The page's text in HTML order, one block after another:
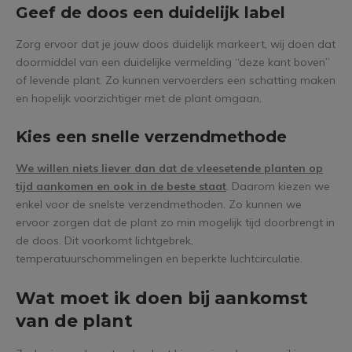
Geef de doos een duidelijk label
Zorg ervoor dat je jouw doos duidelijk markeert, wij doen dat
doormiddel van een duidelijke vermelding “deze kant boven”
of levende plant. Zo kunnen vervoerders een schatting maken
en hopelijk voorzichtiger met de plant omgaan.
Kies een snelle verzendmethode
We willen niets liever dan dat de vleesetende planten op
tijd aankomen en ook in de beste staat. Daarom kiezen we
enkel voor de snelste verzendmethoden. Zo kunnen we
ervoor zorgen dat de plant zo min mogelijk tijd doorbrengt in
de doos. Dit voorkomt lichtgebrek,
temperatuurschommelingen en beperkte luchtcirculatie.
Wat moet ik doen bij aankomst
van de plant